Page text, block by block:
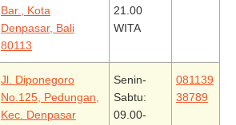
Bar., Kota
Denpasar, Bali
80113
21.00
WITA
Jl. Diponegoro
No.125, Pedungan,
Kec. Denpasar
Senin-
Sabtu:
09.00-
081139
38789